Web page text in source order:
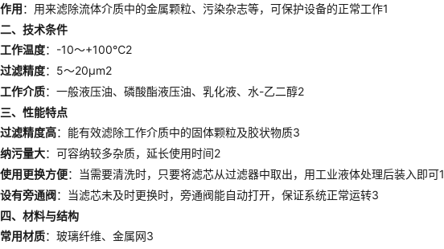
作用：用来滤除流体介质中的金属颗粒、污染杂志等，可保护设备的正常工作1
二、技术条件
工作温度：-10～+100℃2
过滤精度：5～20μm2
工作介质：一般液压油、磷酸酯液压油、乳化液、水-乙二醇2
三、性能特点
过滤精度高：能有效滤除工作介质中的固体颗粒及胶状物质3
纳污量大：可容纳较多杂质，延长使用时间2
使用更换方便：当需要清洗时，只要将滤芯从过滤器中取出，用工业液体处理后装入即可1
设有旁通阀：当滤芯未及时更换时，旁通阀能自动打开，保证系统正常运转3
四、材料与结构
常用材质：玻璃纤维、金属网3